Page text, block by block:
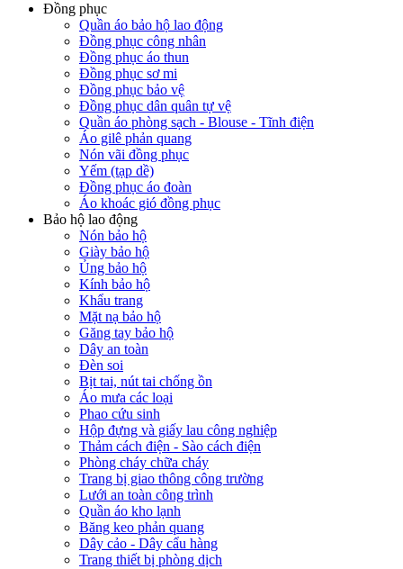
Đồng phục
Quần áo bảo hộ lao động
Đồng phục công nhân
Đồng phục áo thun
Đồng phục sơ mi
Đồng phục bảo vệ
Đồng phục dân quân tự vệ
Quần áo phòng sạch - Blouse - Tĩnh điện
Áo gilê phản quang
Nón vãi đồng phục
Yếm (tạp dề)
Đồng phục áo đoàn
Áo khoác gió đồng phục
Bảo hộ lao động
Nón bảo hộ
Giày bảo hộ
Ủng bảo hộ
Kính bảo hộ
Khẩu trang
Mặt nạ bảo hộ
Găng tay bảo hộ
Dây an toàn
Đèn soi
Bịt tai, nút tai chống ồn
Áo mưa các loại
Phao cứu sinh
Hộp đựng và giấy lau công nghiệp
Thảm cách điện - Sào cách điện
Phòng cháy chữa cháy
Trang bị giao thông công trường
Lưới an toàn công trình
Quần áo kho lạnh
Băng keo phản quang
Dây cảo - Dây cẩu hàng
Trang thiết bị phòng dịch